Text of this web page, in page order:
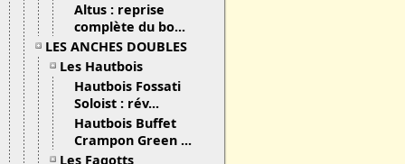
Altus : reprise
complète du bo...
LES ANCHES DOUBLES
Les Hautbois
Hautbois Fossati
Soloist : rév...
Hautbois Buffet
Crampon Green ...
Les Fagotts